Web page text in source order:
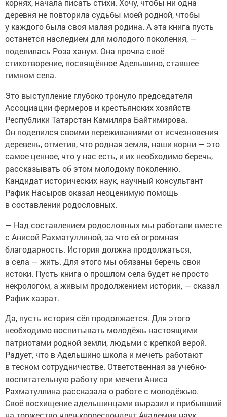
корнях, начала писать стихи. Хочу, чтобы ни одна
деревня не повторила судьбы моей родной, чтобы
у каждого была своя малая родина. А эта книга пусть
останется наследием для молодого поколения, —
поделилась Роза ханум. Она прочла своё
стихотворение, посвящённое Адельшино, ставшее
гимном села.
Это выступление глубоко тронуло председателя
Ассоциа­ции фермеров и крестьянских хозяйств
Республики Татарстан Камиляра Байтимирова.
Он поделился своими переживаниями от исчезновения
деревень, отметив, что родная земля, наши корни — это
самое ценное, что у нас есть, и их необходимо беречь,
рассказывать об этом молодому поколению.
Кандидат исторических наук, научный консультант
Рафик Насыров оказал неоценимую помощь
в составлении родословных.
— Над составлением родословных мы работали вместе
с Анисой Рахматуллиной, за что ей огромная
благодарность. История должна продолжаться,
а села — жить. Для этого мы обязаны беречь свои
истоки. Пусть книга о прошлом села будет не просто
некрологом, а живым продолжением истории, — сказал
Рафик хазрат.
Да, пусть история сёл продолжается. Для этого
необходимо воспитывать молодёжь настоящими
патриотами родной земли, людьми с крепкой верой.
Радует, что в Адельшино школа и мечеть работают
в тесном сотрудничестве. Ответственная за учебно-
воспитательную работу при мечети Аниса
Рахматуллина рассказала о работе с молодёжью.
Своё восхищение адельшинцами выразил и прибывший